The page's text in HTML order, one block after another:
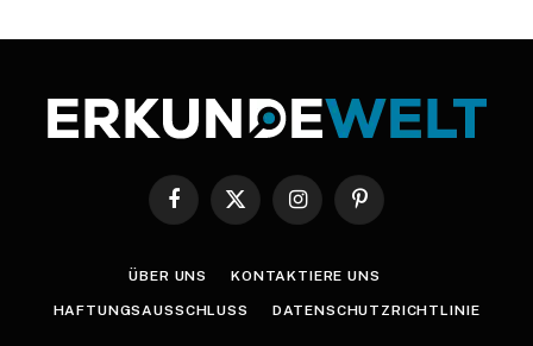
Facebook
X
InstagramPinterest
ÜBER UNS KONTAKTIERE UNS
HAFTUNGSAUSSCHLUSS DATENSCHUTZRICHTLINIE